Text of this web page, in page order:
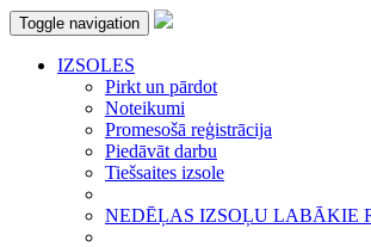
Toggle navigation
IZSOLES
Pirkt un pārdot
Noteikumi
Promesošā reģistrācija
Piedāvāt darbu
Tiešsaites izsole
NEDĒĻAS IZSOĻU LABĀKIE